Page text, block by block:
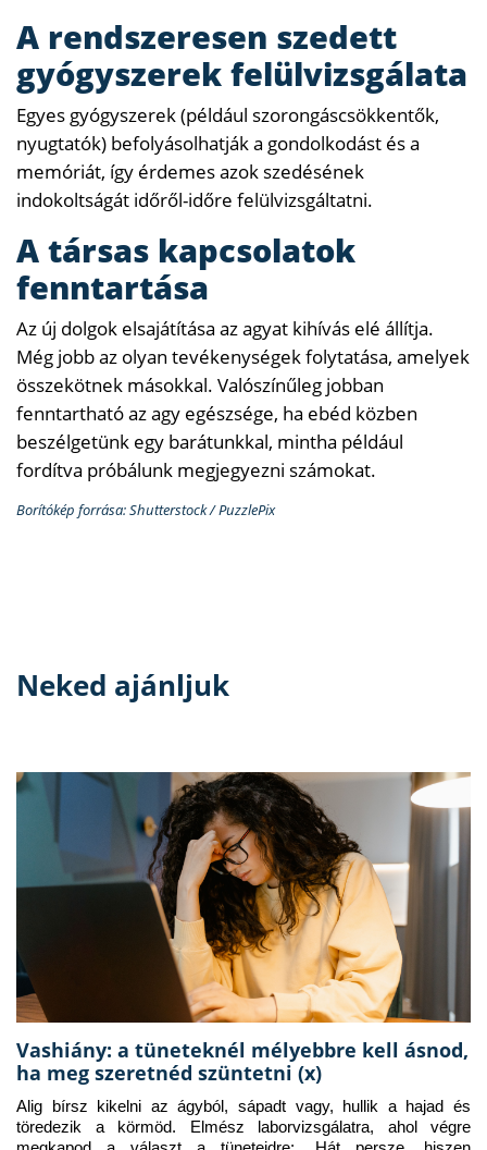
A rendszeresen szedett
gyógyszerek felülvizsgálata
Egyes gyógyszerek (például szorongáscsökkentők,
nyugtatók) befolyásolhatják a gondolkodást és a
memóriát, így érdemes azok szedésének
indokoltságát időről-időre felülvizsgáltatni.
A társas kapcsolatok
fenntartása
Az új dolgok elsajátítása az agyat kihívás elé állítja.
Még jobb az olyan tevékenységek folytatása, amelyek
összekötnek másokkal. Valószínűleg jobban
fenntartható az agy egészsége, ha ebéd közben
beszélgetünk egy barátunkkal, mintha például
fordítva próbálunk megjegyezni számokat.
Borítókép forrása: Shutterstock / PuzzlePix
Neked ajánljuk
Vashiány: a tüneteknél mélyebbre kell ásnod,
ha meg szeretnéd szüntetni (x)
Alig bírsz kikelni az ágyból, sápadt vagy, hullik a hajad és
töredezik a körmöd. Elmész laborvizsgálatra, ahol végre